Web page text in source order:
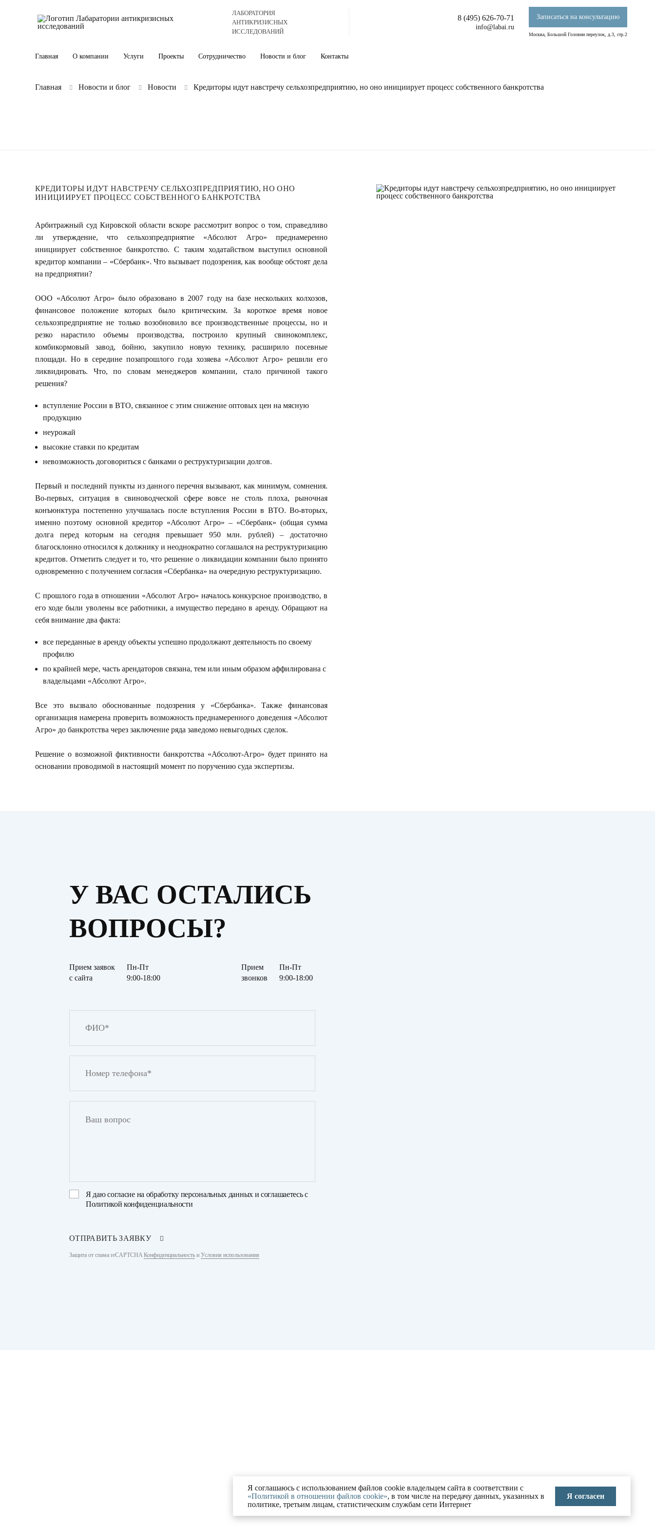
ЛАБОРАТОРИЯ
АНТИКРИЗИСНЫХ
ИССЛЕДОВАНИЙ
8 (495) 626-70-71
info@labai.ru
Записаться на консультацию
Москва, Большой Головин переулок, д.3, стр.2
Главная О компании Услуги Проекты Сотрудничество Новости и блог Контакты
Главная Новости и блог Новости Кредиторы идут навстречу сельхозпредприятию, но оно инициирует процесс собственного банкротства
КРЕДИТОРЫ ИДУТ НАВСТРЕЧУ СЕЛЬХОЗПРЕДПРИЯТИЮ, НО ОНО
ИНИЦИИРУЕТ ПРОЦЕСС СОБСТВЕННОГО БАНКРОТСТВА
Арбитражный суд Кировской области вскоре рассмотрит вопрос о том, справедливо
ли утверждение, что сельхозпредприятие «Абсолют Агро» преднамеренно
инициирует собственное банкротство. С таким ходатайством выступил основной
кредитор компании – «Сбербанк». Что вызывает подозрения, как вообще обстоят дела
на предприятии?
ООО «Абсолют Агро» было образовано в 2007 году на базе нескольких колхозов,
финансовое положение которых было критическим. За короткое время новое
сельхозпредприятие не только возобновило все производственные процессы, но и
резко нарастило объемы производства, построило крупный свинокомплекс,
комбикормовый завод, бойню, закупило новую технику, расширило посевные
площади. Но в середине позапрошлого года хозяева «Абсолют Агро» решили его
ликвидировать. Что, по словам менеджеров компании, стало причиной такого
решения?
вступление России в ВТО, связанное с этим снижение оптовых цен на мясную
продукцию
неурожай
высокие ставки по кредитам
невозможность договориться с банками о реструктуризации долгов.
Первый и последний пункты из данного перечня вызывают, как минимум, сомнения.
Во-первых, ситуация в свиноводческой сфере вовсе не столь плоха, рыночная
конъюнктура постепенно улучшалась после вступления России в ВТО. Во-вторых,
именно поэтому основной кредитор «Абсолют Агро» – «Сбербанк» (общая сумма
долга перед которым на сегодня превышает 950 млн. рублей) – достаточно
благосклонно относился к должнику и неоднократно соглашался на реструктуризацию
кредитов. Отметить следует и то, что решение о ликвидации компании было принято
одновременно с получением согласия «Сбербанка» на очередную реструктуризацию.
С прошлого года в отношении «Абсолют Агро» началось конкурсное производство, в
его ходе были уволены все работники, а имущество передано в аренду. Обращают на
себя внимание два факта:
все переданные в аренду объекты успешно продолжают деятельность по своему
профилю
по крайней мере, часть арендаторов связана, тем или иным образом аффилирована с
владельцами «Абсолют Агро».
Все это вызвало обоснованные подозрения у «Сбербанка». Также финансовая
организация намерена проверить возможность преднамеренного доведения «Абсолют
Агро» до банкротства через заключение ряда заведомо невыгодных сделок.
Решение о возможной фиктивности банкротства «Абсолют-Агро» будет принято на
основании проводимой в настоящий момент по поручению суда экспертизы.
У ВАС ОСТАЛИСЬ
ВОПРОСЫ?
Прием заявок
с сайта
Пн-Пт
9:00-18:00
Прием
звонков
Пн-Пт
9:00-18:00
Я даюсогласие на обработку персональных данныхи соглашаетесь с
Политикой конфиденциальности
ОТПРАВИТЬ ЗАЯВКУ
Защита от спама reCAPTCHAКонфиденциальность и Условия использования
Я соглашаюсь с использованием файлов cookie владельцем сайта в соответствии с
«Политикой в отношении файлов cookie», в том числе на передачу данных, указанных в
политике, третьим лицам, статистическим службам сети Интернет
Я согласен